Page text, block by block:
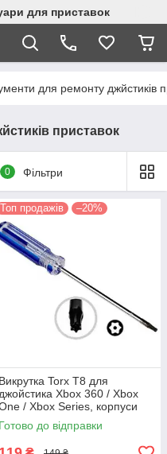
для приставок
для ремонту джйстиків
приставок
0 Фільтри
Топ продажів –20%
Викрутка Torx T8 для
джойстика Xbox 360 / Xbox
/ Xbox Series, корпуси
PS3/PS4/PS5 з магнітним
наконечником
Готово до відправки